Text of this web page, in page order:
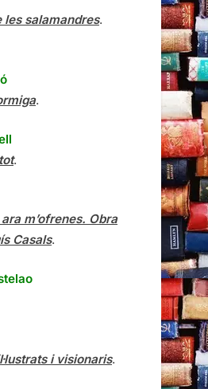
les salamandres.
.
.
ara m’ofrenes. Obra
Casals.
i visionaris.